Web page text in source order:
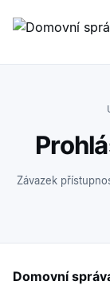
Závazek
Domovní